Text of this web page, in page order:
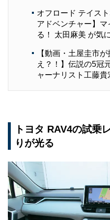
オフロード テイス
アドベンチャー】
る！ 太田麻美 が気
【動画・土屋圭市
え？！】伝説の5冠
ャーナリスト工藤貴
トヨタ RAV4の試乗
りが光る